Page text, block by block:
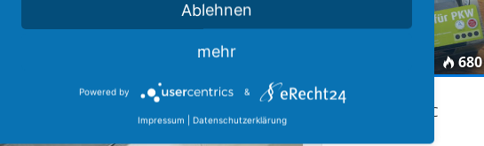
680
Fotoanleitung –
Einparkhilfe PDC
Ablehnen
mehr
Powered by &
Impressum Datenschutzerklärung